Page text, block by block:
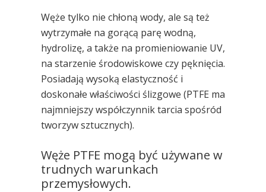
Węże tylko nie chłoną wody, ale są też
wytrzymałe na gorącą parę wodną,
hydrolizę, a także na promieniowanie UV,
na starzenie środowiskowe czy pęknięcia.
Posiadają wysoką elastyczność i
doskonałe właściwości ślizgowe (PTFE ma
najmniejszy współczynnik tarcia spośród
tworzyw sztucznych).
Węże PTFE mogą być używane w
trudnych warunkach
przemysłowych.